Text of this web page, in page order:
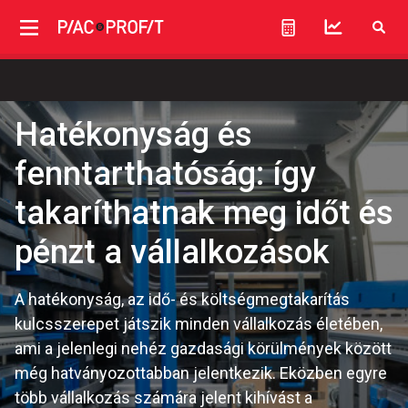
Hatékonyság és
fenntarthatóság: így
takaríthatnak meg időt és
pénzt a vállalkozások
A hatékonyság, az idő- és költségmegtakarítás
kulcsszerepet játszik minden vállalkozás életében,
ami a jelenlegi nehéz gazdasági körülmények között
még hatványozottabban jelentkezik. Eközben egyre
több vállalkozás számára jelent kihívást a